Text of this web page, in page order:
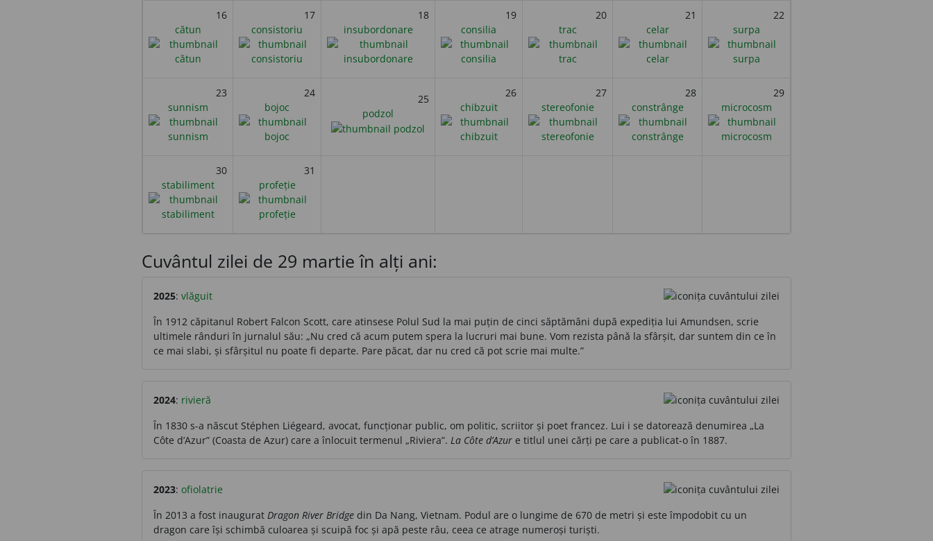
16
cătun
17
consistoriu
18
insubordonare
19
consilia
20
trac
21
celar
22
surpa
23
sunnism
24
bojoc
25
podzol
26
chibzuit
27
stereofonie
28
constrânge
29
microcosm
30
stabiliment
31
profeție
Cuvântul zilei de 29 martie în alți ani:
2025: vlăguit
În 1912 căpitanul Robert Falcon Scott, care atinsese Polul Sud la mai puțin de cinci săptămâni după expediția lui Amundsen, scrie
ultimele rânduri în jurnalul său: „Nu cred că acum putem spera la lucruri mai bune. Vom rezista până la sfârșit, dar suntem din ce în
ce mai slabi, și sfârșitul nu poate fi departe. Pare păcat, dar nu cred că pot scrie mai multe.”
2024: rivieră
În 1830 s-a născut Stéphen Liégeard, avocat, funcționar public, om politic, scriitor și poet francez. Lui i se datorează denumirea „La
Côte d’Azur” (Coasta de Azur) care a înlocuit termenul „Riviera”. La Côte d’Azur e titlul unei cărți pe care a publicat-o în 1887.
2023: ofiolatrie
În 2013 a fost inaugurat Dragon River Bridge din Da Nang, Vietnam. Podul are o lungime de 670 de metri și este împodobit cu un
dragon care își schimbă culoarea și scuipă foc și apă peste râu, ceea ce atrage numeroși turiști.